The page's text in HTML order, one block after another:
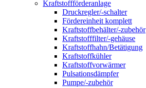
Kraftstoffförderanlage
Druckregler/-schalter
Fördereinheit komplett
Kraftstoffbehälter/-zubehör
Kraftstofffilter/-gehäuse
Kraftstoffhahn/Betätigung
Kraftstoffkühler
Kraftstoffvorwärmer
Pulsationsdämpfer
Pumpe/-zubehör